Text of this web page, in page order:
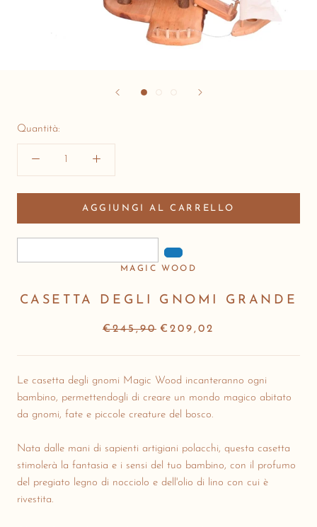
Quantità:
AGGIUNGI AL CARRELLO
MAGIC WOOD
CASETTA DEGLI GNOMI GRANDE
€245,90 €209,02
Le casetta degli gnomi Magic Wood incanteranno ogni
bambino, permettendogli di creare un mondo magico abitato
da gnomi, fate e piccole creature del bosco.
Nata dalle mani di sapienti artigiani polacchi, questa casetta
stimolerà la fantasia e i sensi del tuo bambino, con il profumo
del pregiato legno di nocciolo e dell'olio di lino con cui è
rivestita.